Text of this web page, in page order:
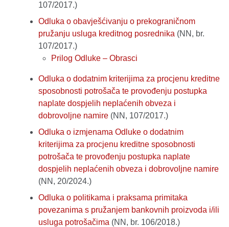
107/2017.)
Odluka o obavješćivanju o prekograničnom
pružanju usluga kreditnog posrednika (NN, br.
107/2017.)
Prilog Odluke – Obrasci
Odluka o dodatnim kriterijima za procjenu kreditne
sposobnosti potrošača te provođenju postupka
naplate dospjelih neplaćenih obveza i
dobrovoljne namire (NN, 107/2017.)
Odluka o izmjenama Odluke o dodatnim
kriterijima za procjenu kreditne sposobnosti
potrošača te provođenju postupka naplate
dospjelih neplaćenih obveza i dobrovoljne namire
(NN, 20/2024.)
Odluka o politikama i praksama primitaka
povezanima s pružanjem bankovnih proizvoda i/ili
usluga potrošačima (NN, br. 106/2018.)